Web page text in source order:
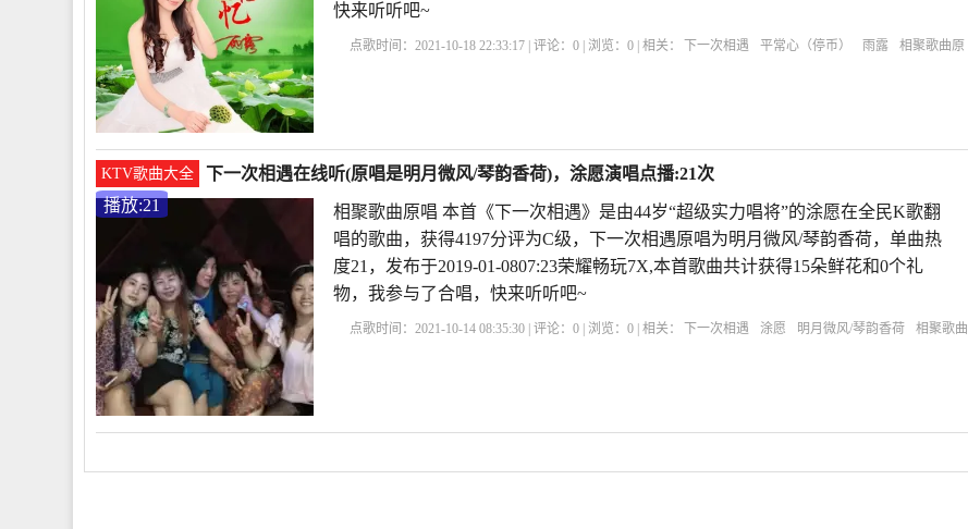
快来听听吧~
点歌时间：2021-10-18 22:33:17 | 评论：0 | 浏览：0 | 相关： 下一次相遇 平常心（停币） 雨露
相聚歌曲原
KTV歌曲大全
下一次相遇在线听(原唱是明月微风/琴韵香荷)，涂愿演唱点播:21次
播放:21
相聚歌曲原唱 本首《下一次相遇》是由44岁“超级实力唱将”的涂愿在全民K歌翻
唱的歌曲，获得4197分评为C级，下一次相遇原唱为明月微风/琴韵香荷，单曲热
度21，发布于2019-01-0807:23荣耀畅玩7X,本首歌曲共计获得15朵鲜花和0个礼
物，我参与了合唱，快来听听吧~
点歌时间：2021-10-14 08:35:30 | 评论：0 | 浏览：0 | 相关： 下一次相遇 涂愿 明月微风/琴韵香荷
相聚歌曲